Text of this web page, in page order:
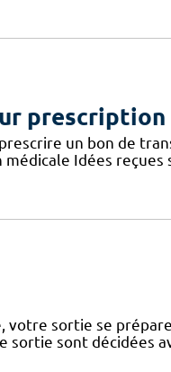
prescription
un bon de
Idées
votre sortie se
sortie sont décidées